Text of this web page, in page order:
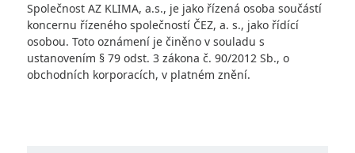
Technologie
Společnost AZ KLIMA, a.s., je jako řízená osoba součástí
koncernu řízeného společností ČEZ, a. s., jako řídící
osobou. Toto oznámení je činěno v souladu s
ustanovením § 79 odst. 3 zákona č. 90/2012 Sb., o
obchodních korporacích, v platném znění.